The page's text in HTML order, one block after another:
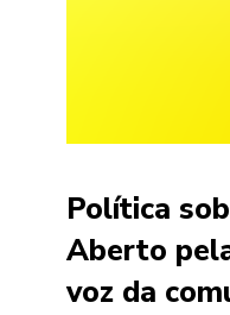
Política
Aberto
voz da